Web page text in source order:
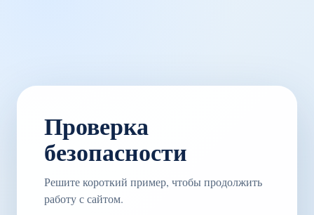
Проверка
безопасности
Решите короткий пример, чтобы продолжить
работу с сайтом.